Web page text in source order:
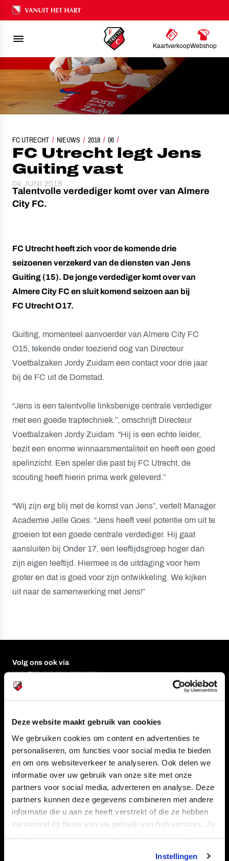
Deze website maakt gebruik van cookies
We gebruiken cookies om content en advertenties te
personaliseren, om functies voor social media te bieden
en om ons websiteverkeer te analyseren. Ook delen we
informatie over uw gebruik van onze site met onze
partners voor social media, adverteren en analyse. Deze
partners kunnen deze gegevens combineren met andere
informatie die u aan ze heeft verstrekt of die ze hebben
verzameld op basis van uw gebruik van hun services. Je
kan je toestemming beheren op de Cookiepagina.
Instellingen
Ons nalatenschap
KaartverkoopWebshop
FC UTRECHT NIEUWS 2018 06
FC UTRECHT LEGT JENS GUITING VAST
FC Utrecht legt Jens
Guiting vast
04 JUNI 2018
Talentvolle verdediger komt over van Almere
City FC.
FC Utrecht heeft zich voor de komende drie
seizoenen verzekerd van de diensten van Jens
Guiting (15). De jonge verdediger komt over van
Almere City FC en sluit komend seizoen aan bij
FC Utrecht O17.
Guiting, momenteel aanvoerder van Almere City FC
O15, tekende onder toeziend oog van Directeur
Voetbalzaken Jordy Zuidam een contact voor drie jaar
bij de FC uit de Domstad.
“Jens is een talentvolle linksbenige centrale verdediger
met een goede traptechniek.”, omschrijft Directeur
Voetbalzaken Jordy Zuidam. “Hij is een echte leider,
bezit een enorme winnaarsmentaliteit en heeft een goed
spelinzicht. Een speler die past bij FC Utrecht, de
scouting heeft hierin prima werk geleverd.”
“Wij zijn erg blij met de komst van Jens”, vertelt Manager
Academie Jelle Goes. “Jens heeft veel potentie om uit te
groeien tot een goede centrale verdediger. Hij gaat
aansluiten bij Onder 17, een leeftijdsgroep hoger dan
zijn eigen leeftijd. Hiermee is de uitdaging voor hem
groter en dat is goed voor zijn ontwikkeling. We kijken
uit naar de samenwerking met Jens!”
Volg ons ook via
Navigeer naar
CLUB
TEAMS
STADION
SUPPORTERS
KAARTVERKOOP
BUSINESS
Informatie